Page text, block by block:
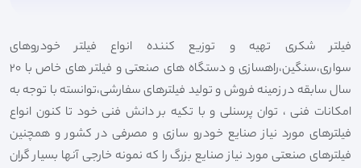
فیلتر شکری تهیه و توزیع کننده انواع فیلتر خودروهای
سواری،سنگین،راهسازی و دستگاه های صنعتی و فیلتر های خاص با 20
سال سابقه در زمینه فروش و تولید فیلترهای سفارشی،توانسته با توجه به
امکانات فنی ، توان پرسنلی و با تکیه بر دانش فنی خود تا کنون انواع
فیلترهای مورد نیاز صنایع خودرو سازی و مصرفی در کشور و همچنین
فیلترهای صنعتی مورد نیاز صنایع بزرگ را که نمونه خارجی آنها بسیار گران